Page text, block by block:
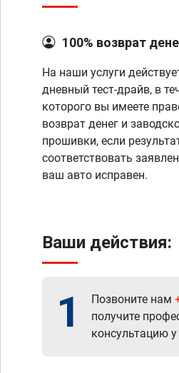
100% возврат
На наши услуги
дневный тест-драйв, в
которого вы имеете
возврат денег и
прошивки, если
соответствовать
ваш авто исправен.
Ваши действия:
1 Позвоните нам
получите
консультацию